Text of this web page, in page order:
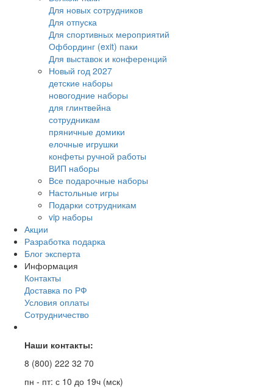
Для новых сотрудников
Для отпуска
Для спортивных мероприятий
Офбординг (exit) паки
Для выставок и конференций
Новый год 2027
детские наборы
новогодние наборы
для глинтвейна
сотрудникам
пряничные домики
елочные игрушки
конфеты ручной работы
ВИП наборы
Все подарочные наборы
Настольные игры
Подарки сотрудникам
vip наборы
Акции
Разработка подарка
Блог эксперта
Информация
Контакты
Доставка по РФ
Условия оплаты
Сотрудничество
Наши контакты:
8 (800) 222 32 70
пн - пт: с 10 до 19ч (мск)